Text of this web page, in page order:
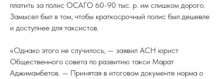
платить за полис ОСАГО 60-90 тыс. р. им слишком дорого.
Замысел был в том, чтобы краткосрочный полис был дешевле
и доступнее для таксистов.
«Однако этого не случилось, — заявил АСН юрист
Общественного совета по развитию такси Марат
Аджимамбетов. — Принятая в итоговом документе норма о